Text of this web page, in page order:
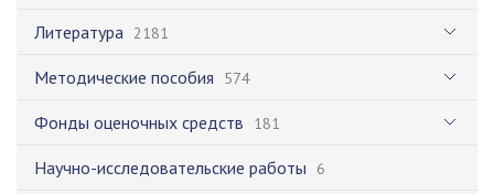
Литература 2181
Методические пособия 574
Фонды оценочных средств 181
Научно-исследовательские работы 6